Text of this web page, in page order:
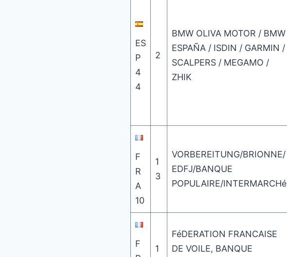
ES
P
4
4
2
BMW OLIVA MOTOR / BMW
ESPAÑA / ISDIN / GARMIN /
SCALPERS / MEGAMO /
ZHIK
F
R
A
10
1
3
VORBEREITUNG/BRIONNE/
EDFJ/BANQUE
POPULAIRE/INTERMARCHé
F
1
FéDERATION FRANCAISE
DE VOILE, BANQUE